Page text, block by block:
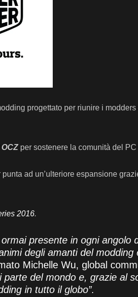
progettato per riunire i
OCZper sostenere la comunità del
ad un’ulteriore espansione
2016.
presente in ogni angolo
degli amanti del
Michelle Wu, global
del mondo e, grazie al
in tutto il globo”.